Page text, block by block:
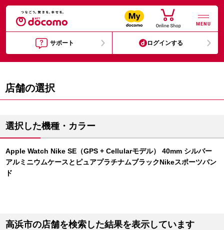
MENU
サポート ログインする
店舗の選択
選択した機種・カラー
Apple Watch Nike SE（GPS + Cellularモデル） 40mm シルバー
アルミニウムケースとピュアプラチナムブラックNikeスポーツバン
ド
高浜市の店舗を検索した結果を表示しています